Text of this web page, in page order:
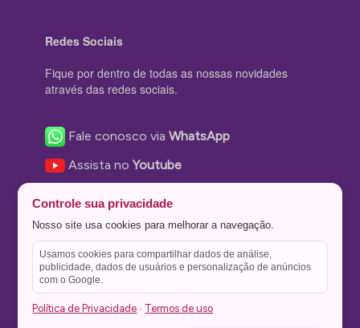
Redes Sociais
Fique por dentro de todas as nossas novidades
através das redes sociais.
Fale conosco viaWhatsApp
Assista noYoutube
Nos siga no Instagram
Nos siga noTwitter
Salve no
Controle sua privacidade
Nosso site usa cookies para melhorar a navegação.
Usamos cookies para compartilhar dados de análise,
publicidade, dados de usuários e personalização de anúncios
com o Google.
Política de Privacidade · Termos de uso